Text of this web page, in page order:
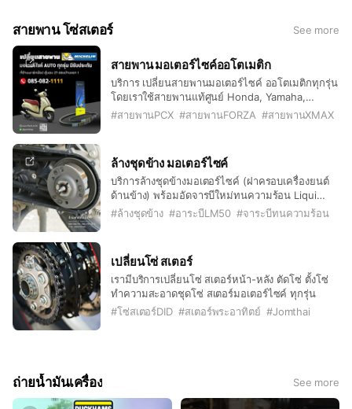
สายพาน โซ่สเตอร์ See more
สายพาน มอเตอร์ไซค์ออโตเมติก
บริการ เปลี่ยนสายพานมอเตอร์ไซค์ ออโตเมติกทุกรุ่น
โดยเราใช้สายพานแท้ศูนย์ Honda, Yamaha,
สายพานมิชลินแท้ (Michelin) ติดตั้งสายพานโดยฃ่า
#สายพานPCX #สายพานFORZA #สายพานXMAX
ล้างชุดข้าง มอเตอร์ไซค์
บริการล้างชุดข้างมอเตอร์ไซค์ (ฝาครอบเครื่องยนต์
ด้านข้าง) พร้อมอัดจารบีใหม่ทนความร้อน Liqui
Moly LM50 เพื่อช่วยให้เครื่องยนต์ทำงานได้อย่าง
เต็มประสิทธิภาพและยืดอายุการใช้งาน
#ล้างชุดข้าง #อาระบีLM50 #จาระบีทนความร้อน
เปลี่ยนโซ่ สเตอร์
เรามีบริการเปลี่ยนโซ่ สเตอร์หน้า-หลัง ตัดโซ่ ตั้งโซ่
ทำความสะอาดชุดโซ่ สเตอร์มอเตอร์ไซค์ ทุกรุ่น
#โซ่สเตอร์DID #สเตอร์พระอาทิตย์ #Jomthai
ถ่ายน้ำมันเครื่อง See more